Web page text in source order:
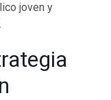
joven y
.